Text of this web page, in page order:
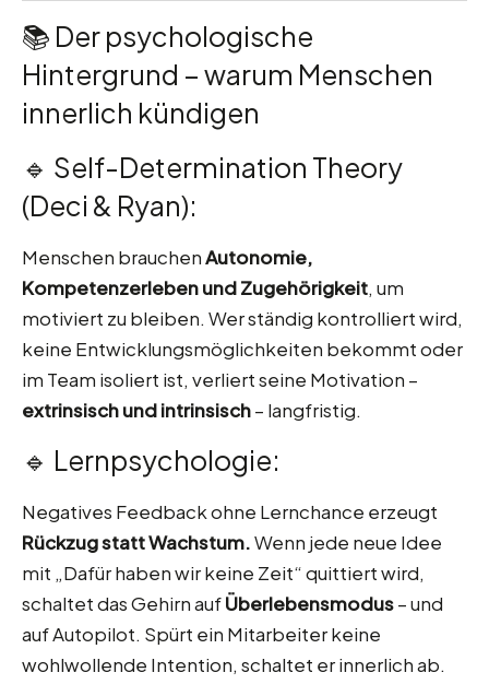
📚 Der psychologische
Hintergrund – warum Menschen
innerlich kündigen
🔹 Self-Determination Theory
(Deci & Ryan):
Menschen brauchenAutonomie,
Kompetenzerleben und Zugehörigkeit, um
motiviert zu bleiben. Wer ständig kontrolliert wird,
keine Entwicklungsmöglichkeiten bekommt oder
im Team isoliert ist, verliert seine Motivation –
extrinsisch und intrinsisch– langfristig.
🔹 Lernpsychologie:
Negatives Feedback ohne Lernchance erzeugt
Rückzug statt Wachstum.Wenn jede neue Idee
mit „Dafür haben wir keine Zeit“ quittiert wird,
schaltet das Gehirn aufÜberlebensmodus– und
auf Autopilot. Spürt ein Mitarbeiter keine
wohlwollende Intention, schaltet er innerlich ab.